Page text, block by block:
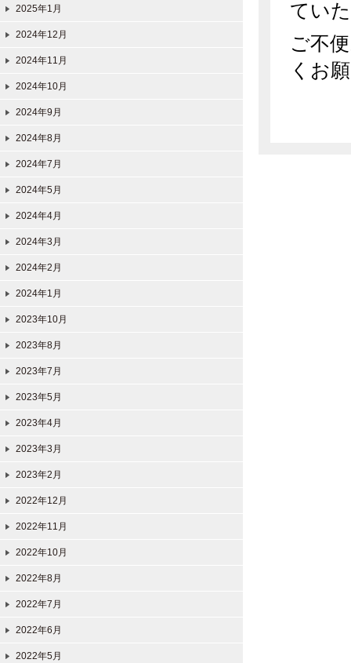
てい
ご不
くお
2025年1月
2024年12月
2024年11月
2024年10月
2024年9月
2024年8月
2024年7月
2024年5月
2024年4月
2024年3月
2024年2月
2024年1月
2023年10月
2023年8月
2023年7月
2023年5月
2023年4月
2023年3月
2023年2月
2022年12月
2022年11月
2022年10月
2022年8月
2022年7月
2022年6月
2022年5月